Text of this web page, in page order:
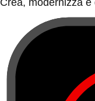
Crea, modernizza